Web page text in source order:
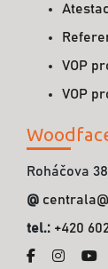
VOP
VOP
Roháčova
@
tel.: +420